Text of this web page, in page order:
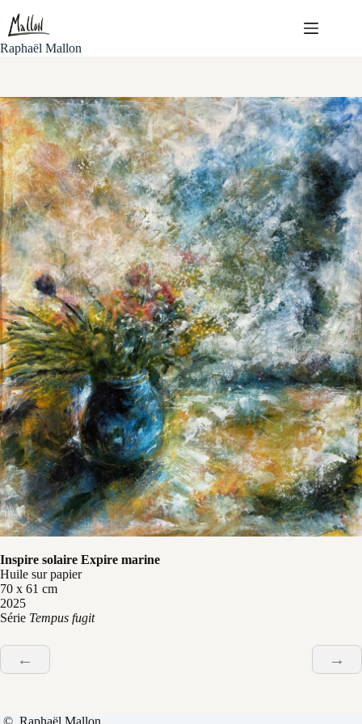
contenu
Raphaël Mallon
Inspire solaire Expire marine
Huile sur papier
70 x 61 cm
2025
Série Tempus fugit
← →
© Raphaël Mallon